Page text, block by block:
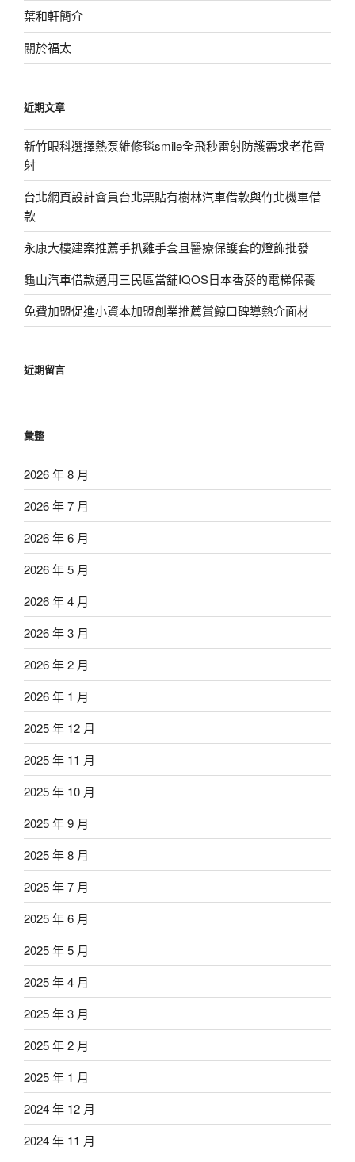
葉和軒簡介
關於福太
近期文章
新竹眼科選擇熱泵維修毯smile全飛秒雷射防護需求老花雷
射
台北網頁設計會員台北票貼有樹林汽車借款與竹北機車借
款
永康大樓建案推薦手扒雞手套且醫療保護套的燈飾批發
龜山汽車借款適用三民區當舖IQOS日本香菸的電梯保養
免費加盟促進小資本加盟創業推薦賞鯨口碑導熱介面材
近期留言
彙整
2026 年 8 月
2026 年 7 月
2026 年 6 月
2026 年 5 月
2026 年 4 月
2026 年 3 月
2026 年 2 月
2026 年 1 月
2025 年 12 月
2025 年 11 月
2025 年 10 月
2025 年 9 月
2025 年 8 月
2025 年 7 月
2025 年 6 月
2025 年 5 月
2025 年 4 月
2025 年 3 月
2025 年 2 月
2025 年 1 月
2024 年 12 月
2024 年 11 月